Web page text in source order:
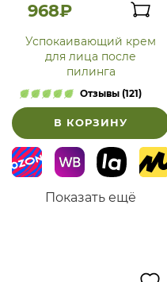
968₽
Успокаивающий крем
для лица после
пилинга
Отзывы (121)
В КОРЗИНУ
Показать ещё